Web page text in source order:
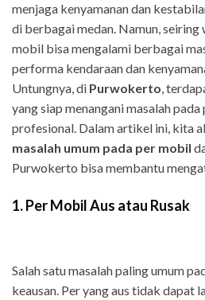
menjaga kenyamanan dan
di berbagai medan. Namun, seiring
mobil bisa mengalami berbagai
performa kendaraan dan
Untungnya, di Purwokerto,
yang siap menangani masalah
profesional. Dalam artikel ini, kita
masalah umum pada per mobil
Purwokerto bisa membantu
1. Per Mobil Aus atau Rusak
Salah satu masalah paling umum
keausan. Per yang aus tidak dapat